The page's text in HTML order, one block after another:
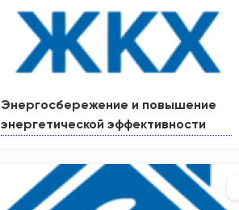
Энергосбережение и повышение
энергетической эффективности